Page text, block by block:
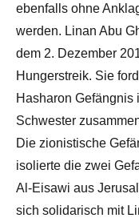
ebenfalls ohne
werden. Linan Abu
dem 2. Dezember
Hungerstreik. Sie
Hasharon Gefängnis
Schwester
Die zionistische
isolierte die zwei
Al-Eisawi aus
sich solidarisch mit